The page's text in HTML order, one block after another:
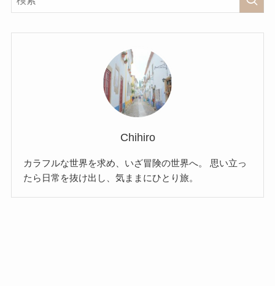
Chihiro
カラフルな世界を求め、いざ冒険の世界へ。 思い立っ
たら日常を抜け出し、気ままにひとり旅。